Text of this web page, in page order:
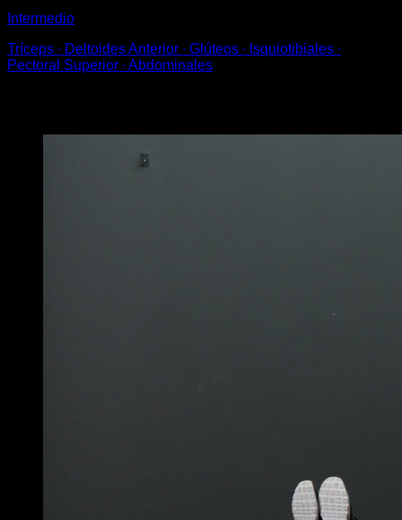
Intermedio
Tríceps ∙ Deltoides Anterior ∙ Glúteos ∙ Isquiotibiales ∙
Pectoral Superior ∙ Abdominales